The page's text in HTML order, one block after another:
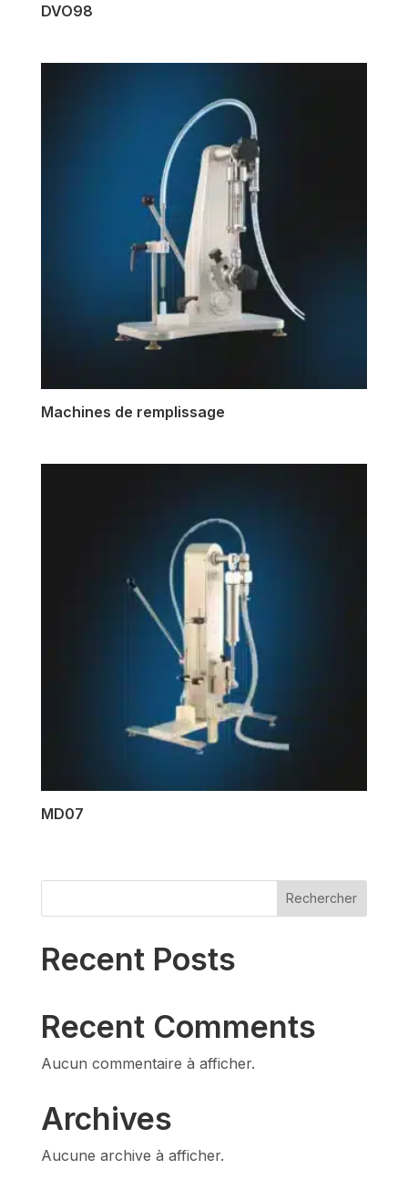
DVO98
Machines de remplissage
MD07
Rechercher
Recent Posts
Recent Comments
Aucun commentaire à afficher.
Archives
Aucune archive à afficher.